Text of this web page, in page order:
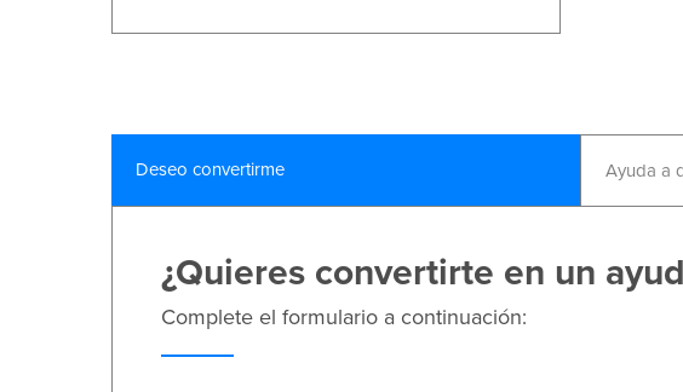
Deseo convertirme Ayuda a
¿Quieres convertirte en un
Complete el formulario a continuación: